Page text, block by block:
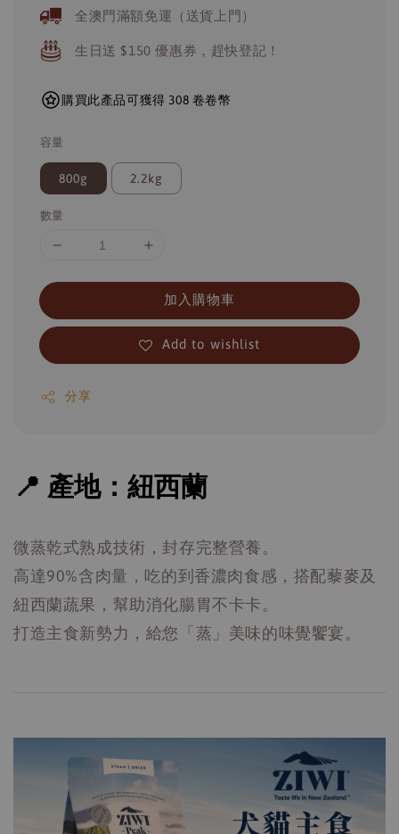
全澳門滿額免運（送貨上門）
生日送 $150 優惠券，趕快登記！
購買此產品可獲得 308 卷卷幣
容量
800g 2.2kg
數量
加入購物車
Add to wishlist
分享
📍 產地：紐西蘭
微蒸乾式熟成技術，封存完整營養。
高達90%含肉量，吃的到香濃肉食感，搭配藜麥及
紐西蘭蔬果，幫助消化腸胃不卡卡。
打造主食新勢力，給您「蒸」美味的味覺饗宴。